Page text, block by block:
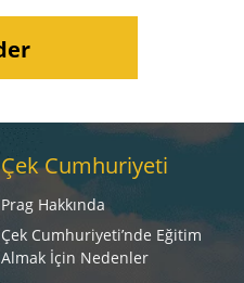
Çek Cumhuriyeti
Prag Hakkında
Çek Cumhuriyeti’nde Eğitim
Almak İçin Nedenler